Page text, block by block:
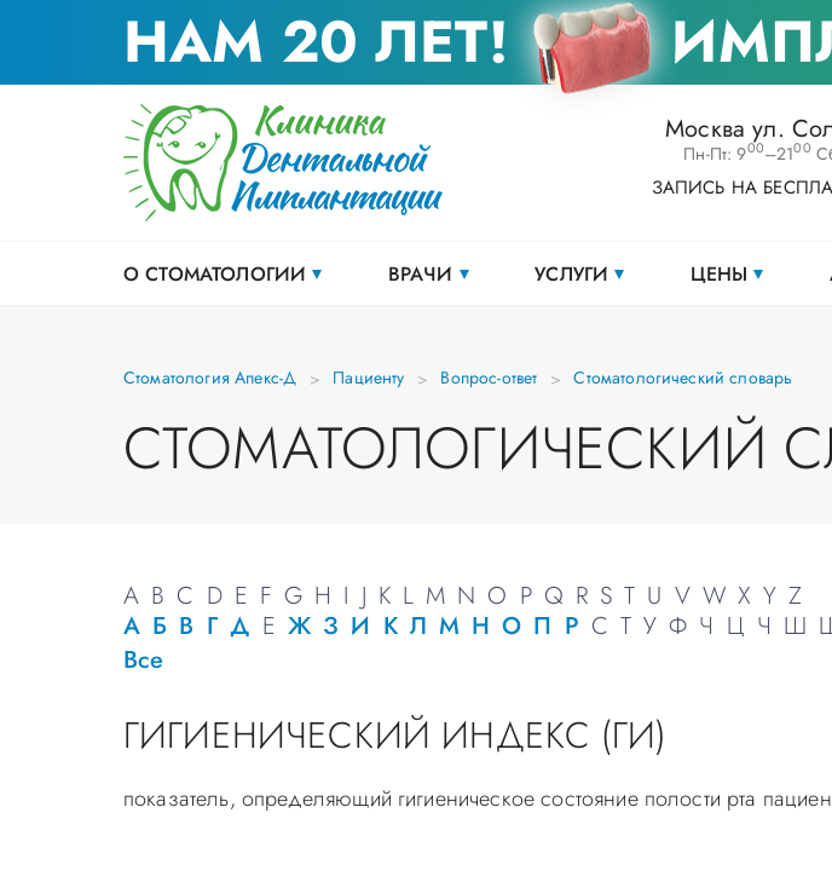
НАМ 20 ЛЕТ!
Москва ул.
Пн-Пт: 900–2100
ЗАПИСЬ НА
О СТОМАТОЛОГИИ ВРАЧИ УСЛУГИ ЦЕНЫ
Стоматология Апекс-Д Пациенту Вопрос-ответ Стоматологический словарь
СТОМАТОЛОГИЧЕСКИЙ
A B C D E F G H I J K L M N O P Q R S T U V W X Y Z
А Б В Г Д Е Ж З И К Л М Н О П Р С Т У Ф Ч Ц Ч Ш
Все
ГИГИЕНИЧЕСКИЙ ИНДЕКС (ГИ)
показатель, определяющий гигиеническое состояние полости рта